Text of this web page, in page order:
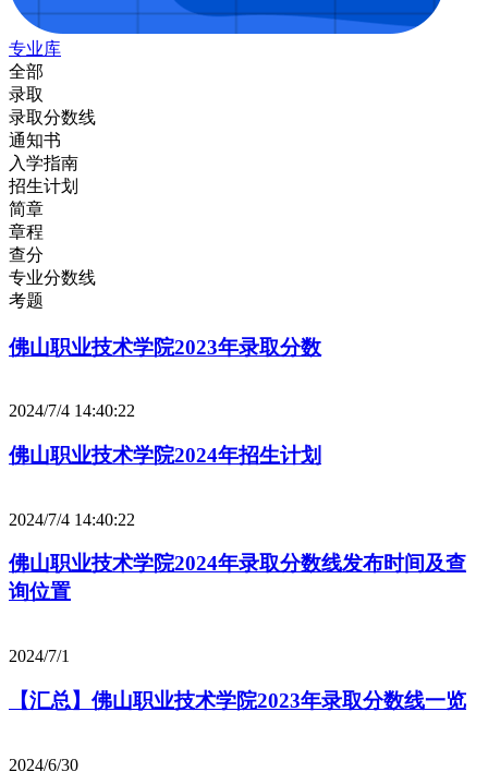
专业库
全部
录取
录取分数线
通知书
入学指南
招生计划
简章
章程
查分
专业分数线
考题
佛山职业技术学院2023年录取分数
2024/7/4 14:40:22
佛山职业技术学院2024年招生计划
2024/7/4 14:40:22
佛山职业技术学院2024年录取分数线发布时间及查
询位置
2024/7/1
【汇总】佛山职业技术学院2023年录取分数线一览
2024/6/30